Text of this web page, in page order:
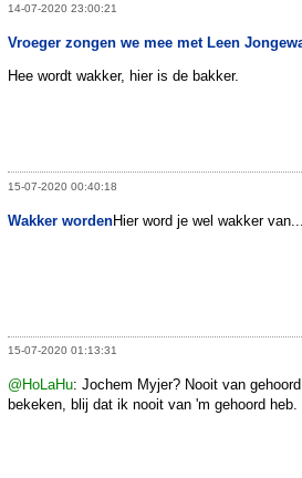
14-07-2020 23:00:21
Vroeger zongen we mee met Leen
Hee wordt wakker, hier is de bakker.
15-07-2020 00:40:18
Wakker wordenHier word je wel wakker van...
15-07-2020 01:13:31
@HoLaHu: Jochem Myjer? Nooit van
bekeken, blij dat ik nooit van 'm gehoord